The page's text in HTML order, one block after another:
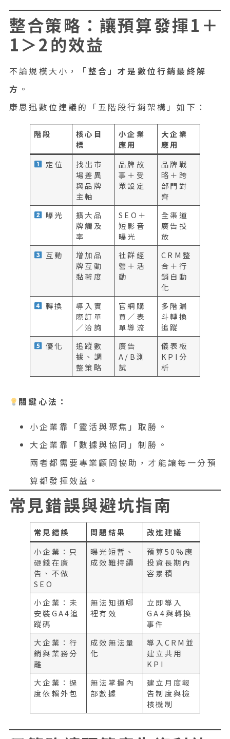
整合策略：讓預算發揮1＋
1＞2的效益
不論規模大小，
「整合」才是數位行銷最終解
方 。
康思迅數位建議的「五階段行銷架構」如下：
階段
核心目
標
小企業
應用
大企業
應用
定位
找出市
場差異
與品牌
主軸
品牌故
事＋受
眾設定
品牌戰
略＋跨
部門對
齊
曝光
擴大品
牌觸及
率
SEO＋
短影音
曝光
全渠道
廣告投
放
互動
增加品
牌互動
黏著度
社群經
營＋活
動
CRM整
合＋行
銷自動
化
轉換
導入實
際訂單
／洽詢
官網購
買／表
單導流
多階漏
斗轉換
追蹤
優化
追蹤數
據、調
整策略
廣告
A/B測
試
儀表板
KPI分
析
關鍵心法：
小企業靠「靈活與聚焦」取勝。
大企業靠「數據與協同」制勝。
兩者都需要專業顧問協助，才能讓每一分預
算都發揮效益。
常見錯誤與避坑指南
常見錯誤 問題結果
改進建議
小企業：只
砸錢在廣
告、不做
SEO
曝光短暫、
成效難持續
預算50%應
投資長期內
容累積
小企業：未
安裝GA4追
蹤碼
無法知道哪
裡有效
立即導入
GA4與轉換
事件
大企業：行
銷與業務分
離
成效無法量
化
導入CRM並
建立共用
KPI
大企業：過
度依賴外包
無法掌握內
部數據
建立月度報
告制度與檢
核機制